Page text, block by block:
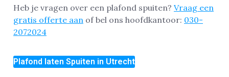
Heb je vragen over een plafond spuiten? Vraag een
gratis offerte aan of bel ons hoofdkantoor: 030-
2072024
Plafond laten Spuiten in Utrecht